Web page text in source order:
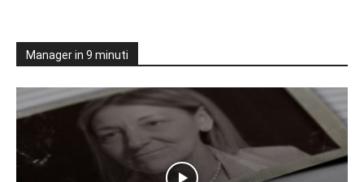
Manager in 9 minuti